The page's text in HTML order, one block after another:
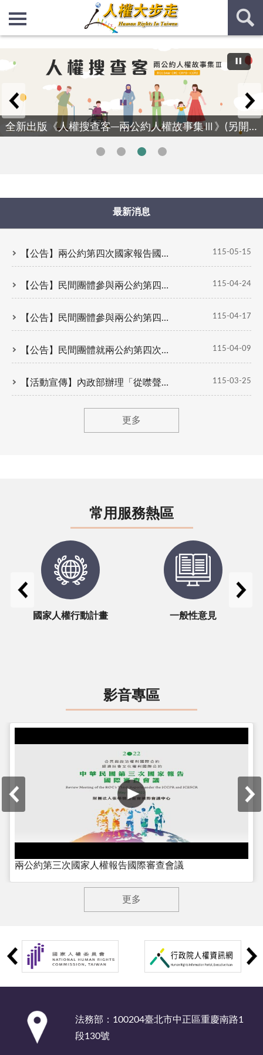
全新出版《人權搜查客─兩公約人權故事集Ⅲ》(另開新視窗)
最新消息
【公告】兩公約第四次國家報告國際審查結論性意見與建議英文版及中文版 115-05-15
【公告】民間團體參與兩公約第四次國家報告國際審查會議說明會會議紀錄及各場次民間團體與會名單 115-04-24
【公告】民間團體參與兩公約第四次國家報告國際審查開幕式、結論性意見發表記者會開放報名(報名截止時間提前) 115-04-17
【公告】民間團體就兩公約第四次國家報告國際審查所提交之平行回復已上傳人權大步走網站 115-04-09
【活動宣傳】內政部辦理「從噤聲的喉嚨到被演算的眼球」115年言論自由日紀念活動，歡迎踴躍報名！ 115-03-25
更多
常用服務熱區
國家人權行動計畫 一般性意見
影音專區
兩公約第三次國家人權報告國際審查會議
更多
法務部：100204臺北市中正區重慶南路1
段130號